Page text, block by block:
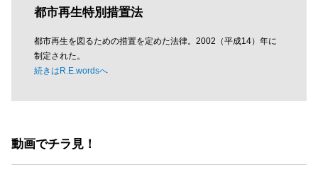
都市再生特別措置法
都市再生を図るための措置を定めた法律。2002（平成14）年に
制定された。
続きはR.E.wordsへ
動画でチラ見！